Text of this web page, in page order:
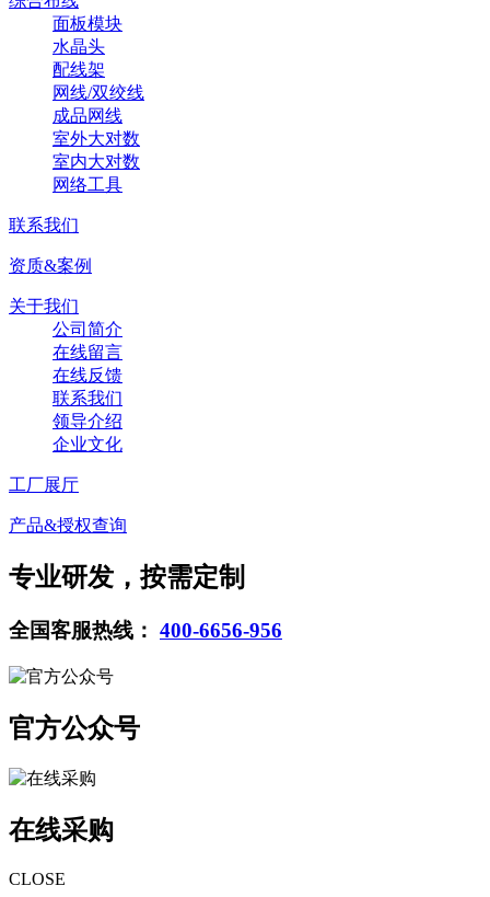
面板模块
水晶头
配线架
网线/双绞线
成品网线
室外大对数
室内大对数
网络工具
联系我们
资质&案例
关于我们
公司简介
在线留言
在线反馈
联系我们
领导介绍
企业文化
工厂展厅
产品&授权查询
专业研发，按需定制
全国客服热线： 400-6656-956
官方公众号
在线采购
CLOSE